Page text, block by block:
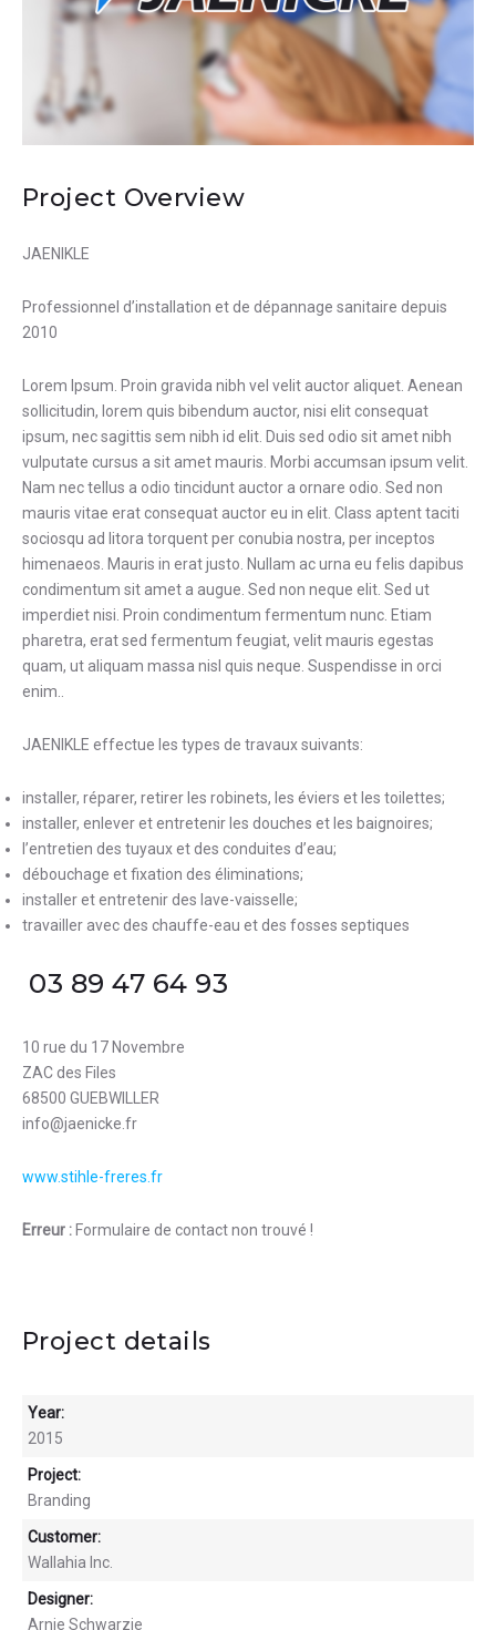
Project Overview
JAENIKLE
Professionnel d’installation et de dépannage sanitaire depuis
2010
Lorem Ipsum. Proin gravida nibh vel velit auctor aliquet. Aenean
sollicitudin, lorem quis bibendum auctor, nisi elit consequat
ipsum, nec sagittis sem nibh id elit. Duis sed odio sit amet nibh
vulputate cursus a sit amet mauris. Morbi accumsan ipsum velit.
Nam nec tellus a odio tincidunt auctor a ornare odio. Sed non
mauris vitae erat consequat auctor eu in elit. Class aptent taciti
sociosqu ad litora torquent per conubia nostra, per inceptos
himenaeos. Mauris in erat justo. Nullam ac urna eu felis dapibus
condimentum sit amet a augue. Sed non neque elit. Sed ut
imperdiet nisi. Proin condimentum fermentum nunc. Etiam
pharetra, erat sed fermentum feugiat, velit mauris egestas
quam, ut aliquam massa nisl quis neque. Suspendisse in orci
enim..
JAENIKLE effectue les types de travaux suivants:
installer, réparer, retirer les robinets, les éviers et les toilettes;
installer, enlever et entretenir les douches et les baignoires;
l’entretien des tuyaux et des conduites d’eau;
débouchage et fixation des éliminations;
installer et entretenir des lave-vaisselle;
travailler avec des chauffe-eau et des fosses septiques
03 89 47 64 93
10 rue du 17 Novembre
ZAC des Files
68500 GUEBWILLER
info@jaenicke.fr
www.stihle-freres.fr
Erreur : Formulaire de contact non trouvé !
Project details
Year:
2015
Project:
Branding
Customer:
Wallahia Inc.
Designer:
Arnie Schwarzie